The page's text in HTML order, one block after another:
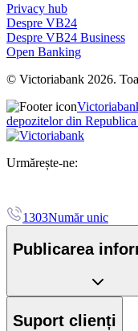
Privacy hub
Despre VB24
Despre VB24 Business
Open Banking
© Victoriabank 2026.
depozitelor din
Urmărește-ne:
1303Număr unic
Publicarea
Suport clienți